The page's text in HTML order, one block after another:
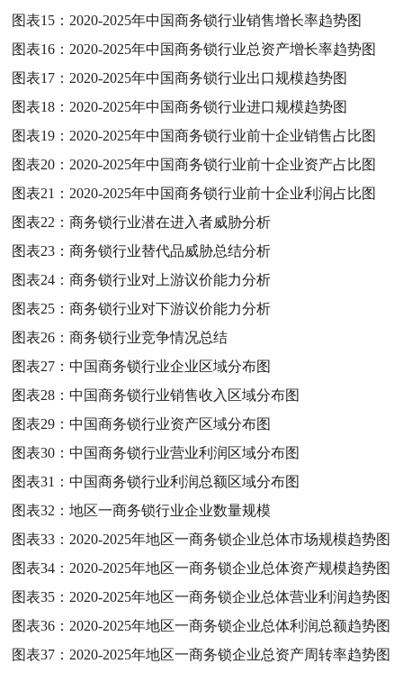
图表15： 2020-2025年中国商务锁行业销售增长率趋势图
图表16： 2020-2025年中国商务锁行业总资产增长率趋势图
图表17： 2020-2025年中国商务锁行业出口规模趋势图
图表18： 2020-2025年中国商务锁行业进口规模趋势图
图表19： 2020-2025年中国商务锁行业前十企业销售占比图
图表20： 2020-2025年中国商务锁行业前十企业资产占比图
图表21： 2020-2025年中国商务锁行业前十企业利润占比图
图表22：商务锁行业潜在进入者威胁分析
图表23：商务锁行业替代品威胁总结分析
图表24：商务锁行业对上游议价能力分析
图表25：商务锁行业对下游议价能力分析
图表26：商务锁行业竞争情况总结
图表27：中国商务锁行业企业区域分布图
图表28：中国商务锁行业销售收入区域分布图
图表29：中国商务锁行业资产区域分布图
图表30：中国商务锁行业营业利润区域分布图
图表31：中国商务锁行业利润总额区域分布图
图表32：地区一商务锁行业企业数量规模
图表33： 2020-2025年地区一商务锁企业总体市场规模趋势图
图表34： 2020-2025年地区一商务锁企业总体资产规模趋势图
图表35： 2020-2025年地区一商务锁企业总体营业利润趋势图
图表36： 2020-2025年地区一商务锁企业总体利润总额趋势图
图表37： 2020-2025年地区一商务锁企业总资产周转率趋势图